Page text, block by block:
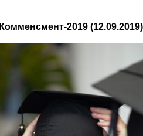
Комменсмент-2019 (12.09.2019)